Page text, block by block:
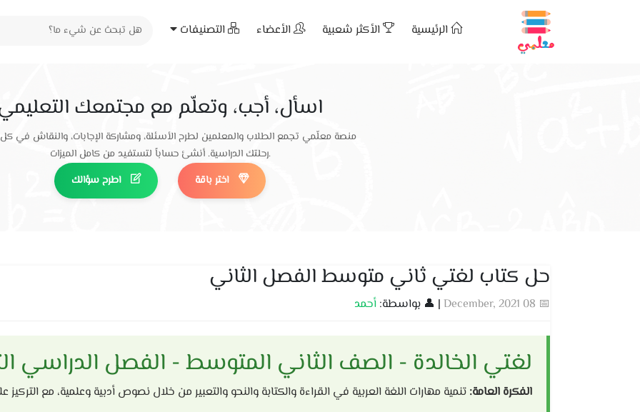
الرئيسية الأكثر شعبية الأعضاء التصنيفات
اسأل، أجب، وتعلّم مع مجتمعك
منصة معلّمي تجمع الطلاب والمعلمين لطرح الأسئلة، ومشاركة الإجابات، والنقاش في
رحلتك الدراسية. أنشئ حساباً لتستفيد من كامل الميزات.
اطرح سؤالك
اختر باقة
حل كتاب لغتي ثاني متوسط الفصل الثاني
📅 08 December, 2021 | 👤 بواسطة: أحمد
لغتي الخالدة - الصف الثاني المتوسط - الفصل الدراسي
الفكرة العامة: تنمية مهارات اللغة العربية في القراءة والكتابة والنحو والتعبير من خلال نصوص أدبية وعلمية، مع التركيز